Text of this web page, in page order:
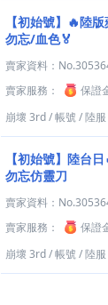
【初始號】🔥陸
勿忘/血色🏅
賣家資料：
賣家服務：
保證
崩壞 3rd/帳號/陸服
【初始號】陸台
勿忘仿靈刀
賣家資料：
賣家服務：
保證
崩壞 3rd/帳號/陸服